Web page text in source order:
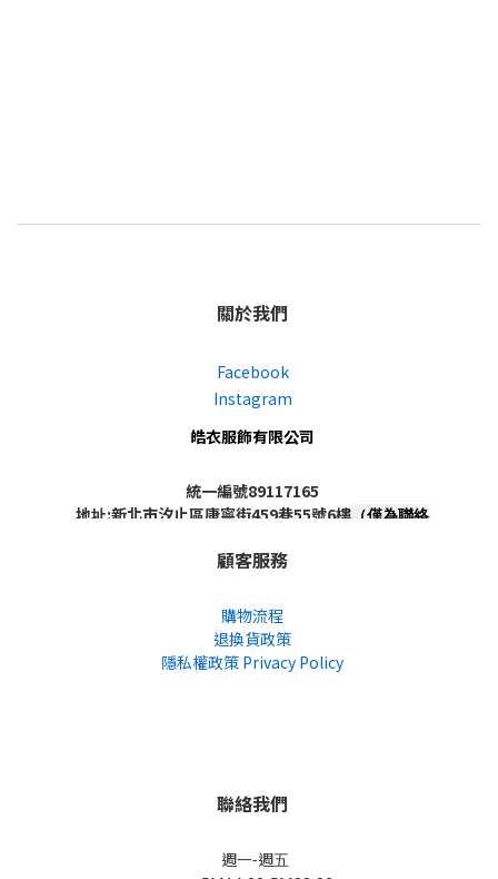
關於我們
Facebook
Instagram
皓衣服飾有限公司
統一編號89117165
地址:新北市汐止區康寧街459巷55號6樓 （僅為聯絡
顧客服務
購物流程
退換貨政策
隱私權政策 Privacy Policy
聯絡我們
週一-週五